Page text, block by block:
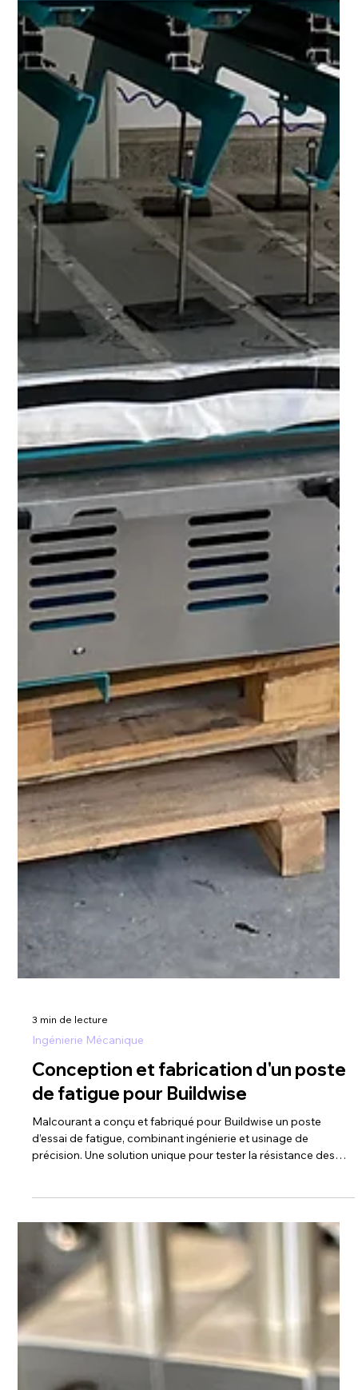
3 min de lecture
Ingénierie Mécanique
Conception et fabrication d'un poste
de fatigue pour Buildwise
Malcourant a conçu et fabriqué pour Buildwise un poste
matériaux.